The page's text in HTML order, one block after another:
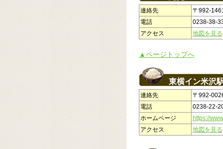
連絡先
〒992-
電話
0238-38-
アクセス
地図を見る
▲ページトップへ
東横イン米沢
連絡先
〒992-
電話
0238-22-
ホームページ
https://
アクセス
地図を見る